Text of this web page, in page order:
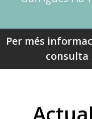
Per més
consulta